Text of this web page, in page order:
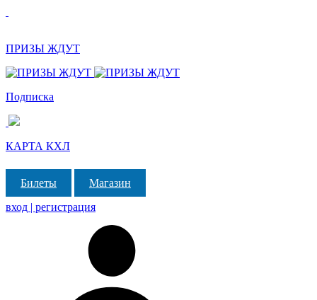
ПРИЗЫ ЖДУТ
Подписка
КАРТА КХЛ
Билеты
Магазин
вход | регистрация